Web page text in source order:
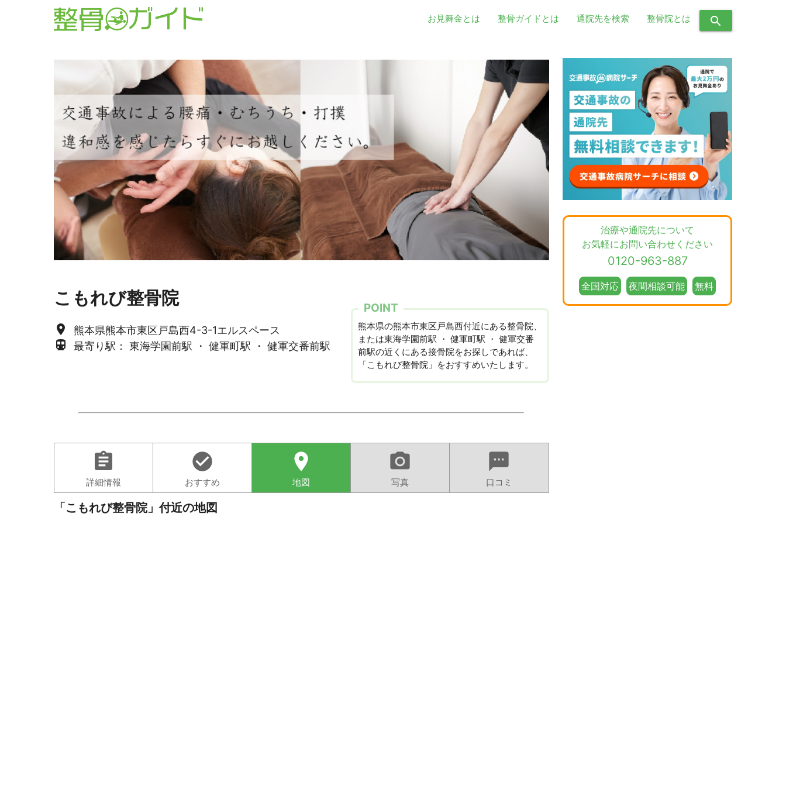
お見舞金とは 整骨ガイドとは 通院先を検索 整骨院とは search
こもれび整骨院
place 熊本県熊本市東区戸島西4-3-1エルスペース
directions_subway 最寄り駅： 東海学園前駅 ・ 健軍町駅 ・ 健軍交番前駅
POINT
熊本県の熊本市東区戸島西付近にある整骨院、
または東海学園前駅 ・ 健軍町駅 ・ 健軍交番
前駅の近くにある接骨院をお探しであれば、
「こもれび整骨院」をおすすめいたします。
assignment
詳細情報
check_circle
おすすめ
location_on
地図
camera_alt
写真
sms
口コミ
「こもれび整骨院」付近の地図
治療や通院先について
お気軽にお問い合わせください
0120-963-887
全国対応 夜間相談可能 無料